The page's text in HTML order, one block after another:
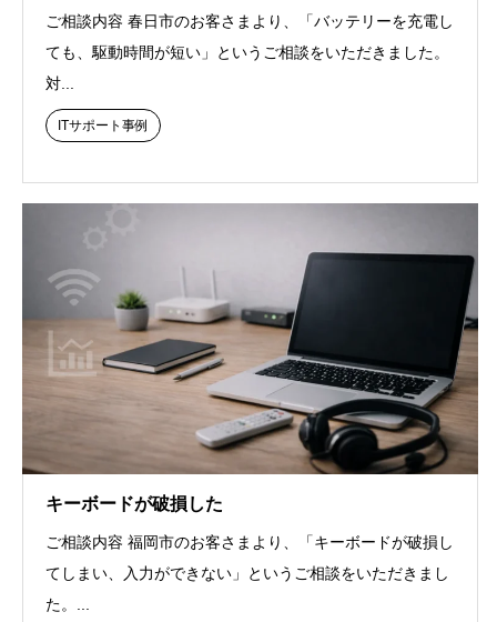
ご相談内容 春日市のお客さまより、「バッテリーを充電し
ても、駆動時間が短い」というご相談をいただきました。
対...
ITサポート事例
キーボードが破損した
ご相談内容 福岡市のお客さまより、「キーボードが破損し
てしまい、入力ができない」というご相談をいただきまし
た。...